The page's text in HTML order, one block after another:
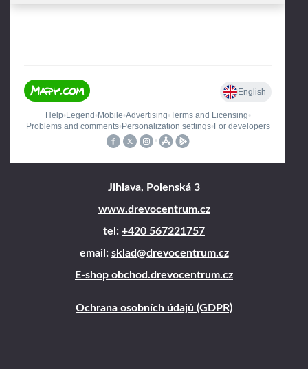
Jihlava, Polenská 3
www.drevocentrum.cz
tel: +420 567221757
email: sklad@drevocentrum.cz
E-shop obchod.drevocentrum.cz
Ochrana osobních údajů (GDPR)